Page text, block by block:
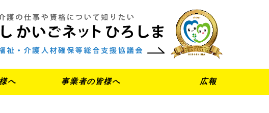
へ 事業者の皆様へ 広報